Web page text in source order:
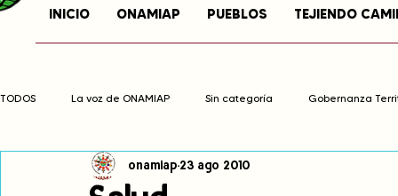
INICIO ONAMIAP PUEBLOS TEJIENDO
TODOS La voz de ONAMIAP Sin categoría Gobernanza
Cambio climático Navegador indígena
onamiap 23 ago 2010